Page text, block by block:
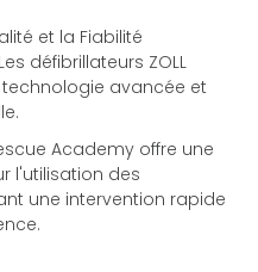
et la Fiabilité
défibrillateurs ZOLL
avancée et
Academy offre une
l'utilisation des
une intervention rapide